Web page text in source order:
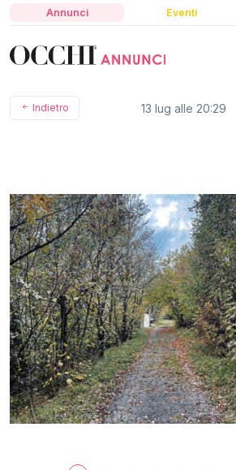
Annunci Eventi
Indietro 13 lug alle 20:29